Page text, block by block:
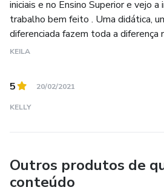
iniciais e no Ensino Superior e vejo a
trabalho bem feito . Uma didática,
diferenciada fazem toda a diferença
KEILA
5 20/02/2021
KELLY
Outros produtos de
conteúdo